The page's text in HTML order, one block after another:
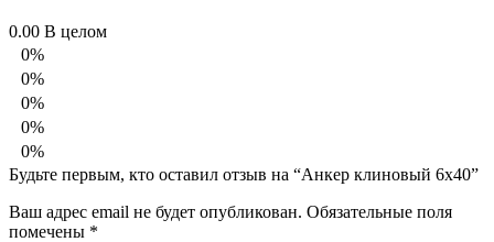
0.00 В целом
0%
0%
0%
0%
0%
Будьте первым, кто оставил отзыв на “Анкер клиновый 6х40”
Ваш адрес email не будет опубликован. Обязательные поля
помечены *